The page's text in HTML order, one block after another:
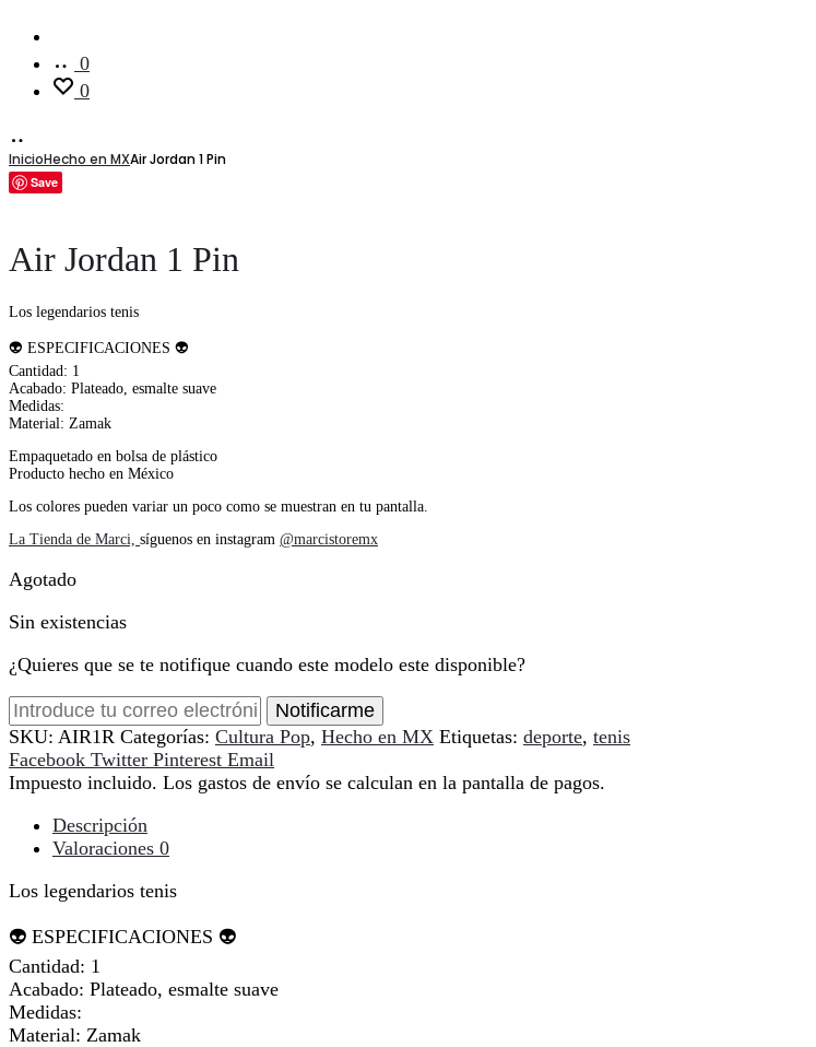
0
0
InicioHecho en MXAir Jordan 1 Pin
Save
Air Jordan 1 Pin
Los legendarios tenis
👽 ESPECIFICACIONES 👽
Cantidad: 1
Acabado: Plateado, esmalte suave
Medidas:
Material: Zamak
Empaquetado en bolsa de plástico
Producto hecho en México
Los colores pueden variar un poco como se muestran en tu pantalla.
La Tienda de Marci, síguenos en instagram @marcistoremx
Agotado
Sin existencias
¿Quieres que se te notifique cuando este modelo este disponible?
Notificarme
SKU: AIR1R Categorías: Cultura Pop, Hecho en MX Etiquetas: deporte, tenis
Compartir
Facebook Twitter Pinterest Email
Impuesto incluido. Los gastos de envío se calculan en la pantalla de pagos.
Descripción
Valoraciones 0
Los legendarios tenis
👽 ESPECIFICACIONES 👽
Cantidad: 1
Acabado: Plateado, esmalte suave
Medidas:
Material: Zamak